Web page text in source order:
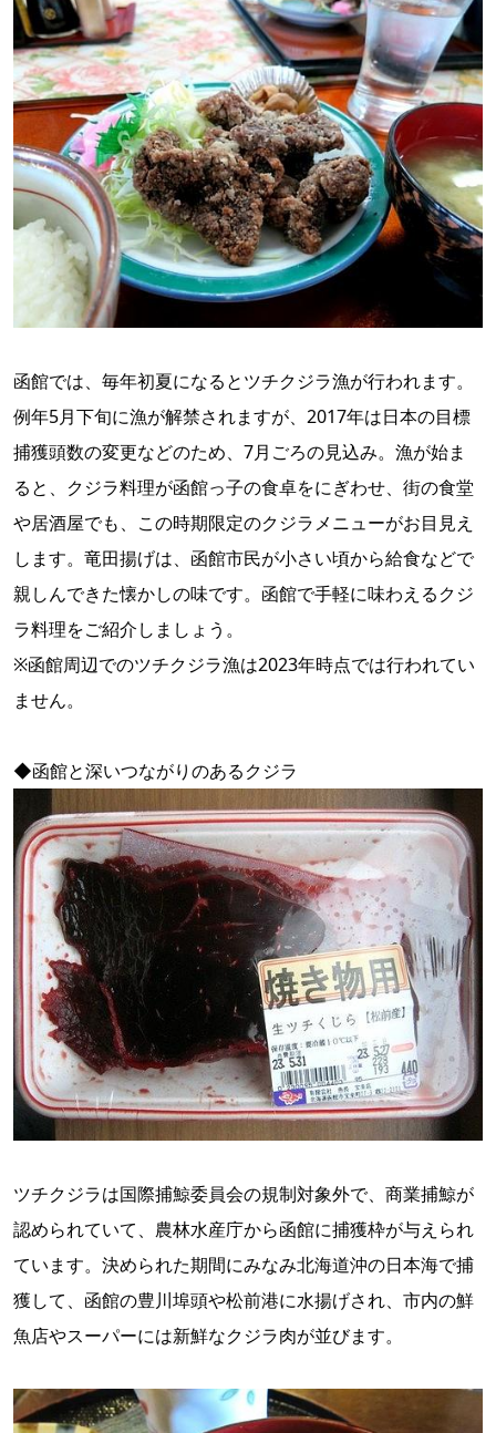
函館では、毎年初夏になるとツチクジラ漁が行われます。
例年5月下旬に漁が解禁されますが、2017年は日本の目標
捕獲頭数の変更などのため、7月ごろの見込み。漁が始ま
ると、クジラ料理が函館っ子の食卓をにぎわせ、街の食堂
や居酒屋でも、この時期限定のクジラメニューがお目見え
します。竜田揚げは、函館市民が小さい頃から給食などで
親しんできた懐かしの味です。函館で手軽に味わえるクジ
ラ料理をご紹介しましょう。
※函館周辺でのツチクジラ漁は2023年時点では行われてい
ません。
◆函館と深いつながりのあるクジラ
ツチクジラは国際捕鯨委員会の規制対象外で、商業捕鯨が
認められていて、農林水産庁から函館に捕獲枠が与えられ
ています。決められた期間にみなみ北海道沖の日本海で捕
獲して、函館の豊川埠頭や松前港に水揚げされ、市内の鮮
魚店やスーパーには新鮮なクジラ肉が並びます。